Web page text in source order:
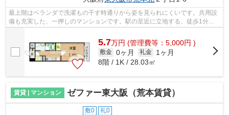
最上階はベランダで洗濯もの干す時通りから姿を見られにくいです。共用設
備も充実した、一押しのマンションです。駅の至近に立地する、徒歩1分の
5.7万円 (管理費等：5,000円 )
敷金 0ヶ月 礼金
1ヶ月
8階 / 1K / 28.03㎡
賃貸 | マンション ゼファー東大阪（荒本賃貸）
敷0 礼0